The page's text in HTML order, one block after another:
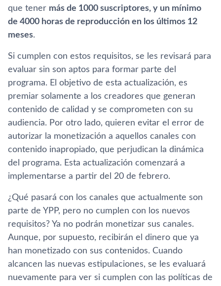
que tener más de 1000 suscriptores, y un mí­nimo
de 4000 horas de reproducción en los últimos 12
meses.
Si cumplen con estos requisitos, se les revisará para
evaluar sin son aptos para formar parte del
programa. El objetivo de esta actualización, es
premiar solamente a los creadores que generan
contenido de calidad y se comprometen con su
audiencia. Por otro lado, quieren evitar el error de
autorizar la monetización a aquellos canales con
contenido inapropiado, que perjudican la dinámica
del programa. Esta actualización comenzará a
implementarse a partir del 20 de febrero.
¿Qué pasará con los canales que actualmente son
parte de YPP, pero no cumplen con los nuevos
requisitos? Ya no podrán monetizar sus canales.
Aunque, por supuesto, recibirán el dinero que ya
han monetizado con sus contenidos. Cuando
alcancen las nuevas estipulaciones, se les evaluará
nuevamente para ver si cumplen con las polí­ticas de